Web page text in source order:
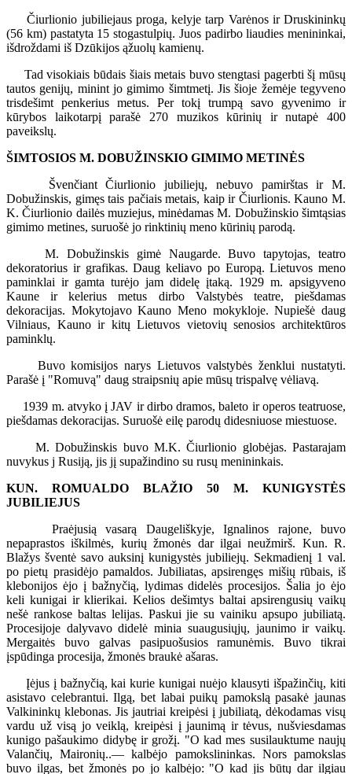
Čiurlionio jubiliejaus proga, kelyje tarp Varėnos ir Druskininkų
(56 km) pastatyta 15 stogastulpių. Juos padirbo liaudies menininkai,
išdroždami iš Dzūkijos ąžuolų kamienų.
Tad visokiais būdais šiais metais buvo stengtasi pagerbti šį mūsų
tautos genijų, minint jo gimimo šimtmetį. Jis šioje žemėje tegyveno
trisdešimt penkerius metus. Per tokį trumpą savo gyvenimo ir
kūrybos laikotarpį parašė 270 muzikos kūrinių ir nutapė 400
paveikslų.
ŠIMTOSIOS M. DOBUŽINSKIO GIMIMO METINĖS
Švenčiant Čiurlionio jubiliejų, nebuvo pamirštas ir M.
Dobužinskis, gimęs tais pačiais metais, kaip ir Čiurlionis. Kauno M.
K. Čiurlionio dailės muziejus, minėdamas M. Dobužinskio šimtąsias
gimimo metines, suruošė jo rinktinių meno kūrinių parodą.
M. Dobužinskis gimė Naugarde. Buvo tapytojas, teatro
dekoratorius ir grafikas. Daug keliavo po Europą. Lietuvos meno
paminklai ir gamta turėjo jam didelę įtaką. 1929 m. apsigyveno
Kaune ir kelerius metus dirbo Valstybės teatre, piešdamas
dekoracijas. Mokytojavo Kauno Meno mokykloje. Nupiešė daug
Vilniaus, Kauno ir kitų Lietuvos vietovių senosios architektūros
paminklų.
Buvo komisijos narys Lietuvos valstybės ženklui nustatyti.
Parašė į "Romuvą" daug straipsnių apie mūsų trispalvę vėliavą.
1939 m. atvyko į JAV ir dirbo dramos, baleto ir operos teatruose,
piešdamas dekoracijas. Suruošė eilę parodų didesniuose miestuose.
M. Dobužinskis buvo M.K. Čiurlionio globėjas. Pastarajam
nuvykus j Rusiją, jis jį supažindino su rusų menininkais.
KUN. ROMUALDO BLAŽIO 50 M. KUNIGYSTĖS
JUBILIEJUS
Praėjusią vasarą Daugeliškyje, Ignalinos rajone, buvo
nepaprastos iškilmės, kurių žmonės dar ilgai neužmirš. Kun. R.
Blažys šventė savo auksinį kunigystės jubiliejų. Sekmadienį 1 val.
po pietų prasidėjo pamaldos. Jubiliatas, apsirengęs mišių rūbais, iš
klebonijos ėjo į bažnyčią, lydimas didelės procesijos. Šalia jo ėjo
keli kunigai ir klierikai. Kelios dešimtys baltai apsirengusių vaikų
nešė rankose baltas lelijas. Paskui jie su vainiku apsupo jubiliatą.
Procesijoje dalyvavo didelė minia suaugusiųjų, jaunimo ir vaikų.
Mergaitės buvo galvas pasipuošusios ramunėmis. Buvo tikrai
įspūdinga procesija, žmonės braukė ašaras.
Įėjus į bažnyčią, kai kurie kunigai nuėjo klausyti išpažinčių, kiti
asistavo celebrantui. Ilgą, bet labai puikų pamokslą pasakė jaunas
Valkininkų klebonas. Jis jautriai kreipėsi į jubiliatą, dėkodamas visų
vardu už visą jo veiklą, kreipėsi į jaunimą ir tėvus, nušviesdamas
kunigo pašaukimo didybę ir grožį. "O kad mes susilauktume naujų
Valančių, Maironių..— kalbėjo pamokslininkas. Nors pamokslas
buvo ilgas, bet žmonės po jo kalbėjo: "O kad jis būtų dar ilgiau